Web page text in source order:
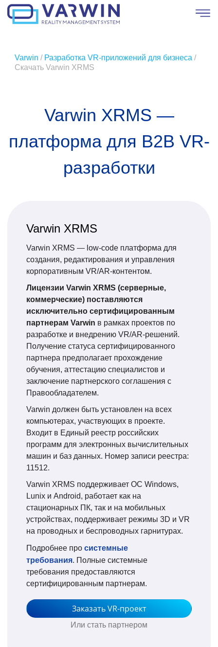
Varwin / Разработка VR-приложений для бизнеса /
Скачать Varwin XRMS
Varwin XRMS —
платформа для B2B VR-
разработки
Varwin XRMS
Varwin XRMS — low-code платформа для
создания, редактирования и управления
корпоративным VR/AR-контентом.
Лицензии Varwin XRMS (серверные,
коммерческие) поставляются
исключительно сертифицированным
партнерам Varwin в рамках проектов по
разработке и внедрению VR/AR-решений.
Получение статуса сертифицированного
партнера предполагает прохождение
обучения, аттестацию специалистов и
заключение партнерского соглашения с
Правообладателем.
Varwin должен быть установлен на всех
компьютерах, участвующих в проекте.
Входит в Единый реестр российских
программ для электронных вычислительных
машин и баз данных. Номер записи реестра:
11512.
Varwin XRMS поддерживает ОС Windows,
Lunix и Android, работает как на
стационарных ПК, так и на мобильных
устройствах, поддерживает режимы 3D и VR
на проводных и беспроводных гарнитурах.
Подробнее про системные
требования. Полные системные
требования предоставляются
сертифицированным партнерам.
Заказать VR-проект
Или стать партнером